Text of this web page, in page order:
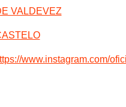
VALDEVEZ
www.instagram.com/